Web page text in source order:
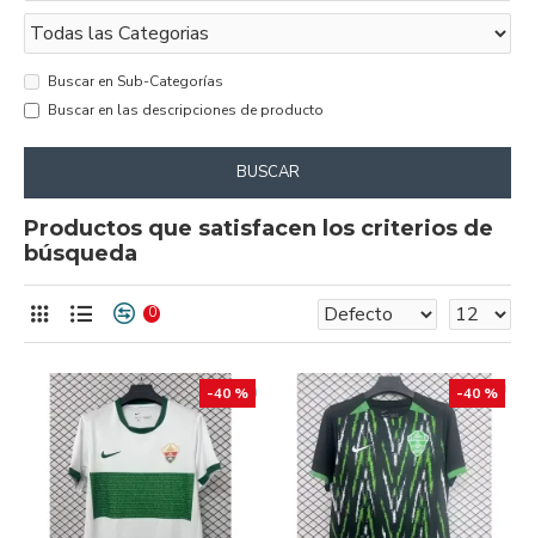
Buscar en Sub-Categorías
Buscar en las descripciones de producto
BUSCAR
Productos que satisfacen los criterios de
búsqueda
0
-40 % -40 %